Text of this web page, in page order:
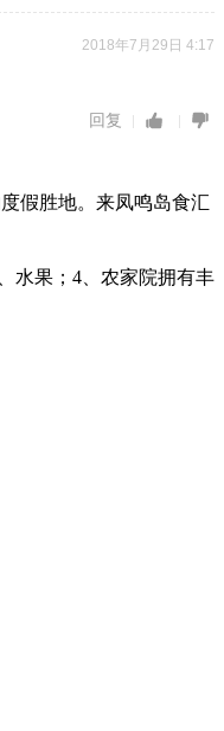
2018年7月29日 4:17
回复
假胜地。来凤鸣岛食汇
水果；4、农家院拥有丰